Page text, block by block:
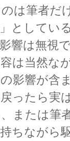
は筆者だ
としてい
響は無視
は当然な
影響が含
ったら実
または筆
ちながら